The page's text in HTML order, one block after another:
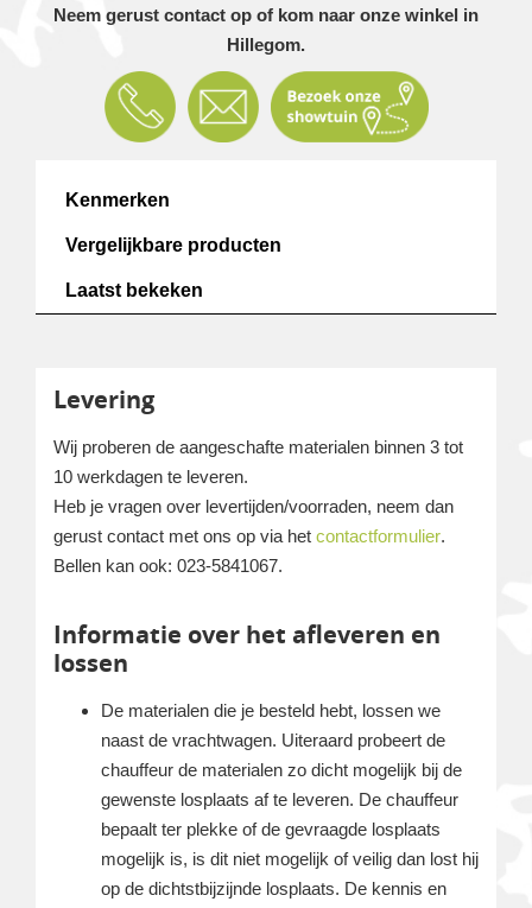
Neem gerust contact op of kom naar onze winkel in
Hillegom.
Kenmerken
Vergelijkbare producten
Laatst bekeken
Levering
Wij proberen de aangeschafte materialen binnen 3 tot
10 werkdagen te leveren.
Heb je vragen over levertijden/voorraden, neem dan
gerust contact met ons op via het contactformulier.
Bellen kan ook: 023-5841067.
Informatie over het afleveren en
lossen
De materialen die je besteld hebt, lossen we
naast de vrachtwagen. Uiteraard probeert de
chauffeur de materialen zo dicht mogelijk bij de
gewenste losplaats af te leveren. De chauffeur
bepaalt ter plekke of de gevraagde losplaats
mogelijk is, is dit niet mogelijk of veilig dan lost hij
op de dichtstbijzijnde losplaats. De kennis en